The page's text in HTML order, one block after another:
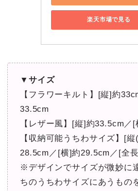
楽天市場で見る
▼サイズ
【フラワーキルト】[縦]約
33.5cm
【レザー風】[縦]約33.5cm／
【収納可能うちわサイズ】[
28.5cm／[横]約29.5cm／[全
※デザインでサイズが微妙に
ちのうちわサイズにあうもの